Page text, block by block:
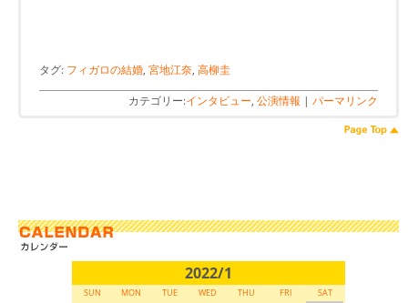
タグ: フィガロの結婚, 宮地江奈, 高柳圭
カテゴリー:インタビュー, 公演情報 | パーマリンク
2022/1
SUN MON TUE WED THU FRI SAT